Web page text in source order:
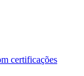
certificações